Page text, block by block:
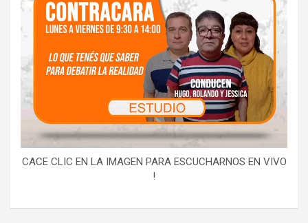
CACE CLIC EN LA IMAGEN PARA ESCUCHARNOS EN VIVO
!